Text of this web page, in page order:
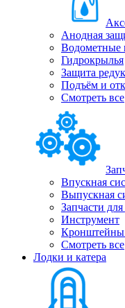
Анодная
Водометные
Гидрокрылья
Защита
Подъём и
Смотреть все
Впускная
Выпускная
Запчасти
Инструмент
Кронштейны
Смотреть все
Лодки и катера